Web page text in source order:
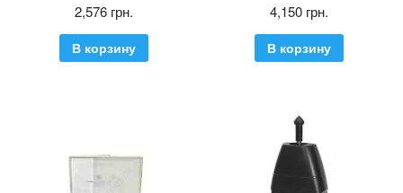
2,576 грн.
В корзину
4,150 грн.
В корзину